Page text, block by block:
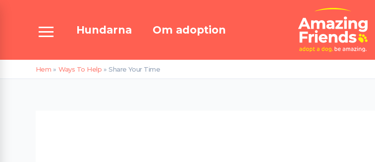
Hundarna Om adoption
Hem Ways To Help Share Your Time